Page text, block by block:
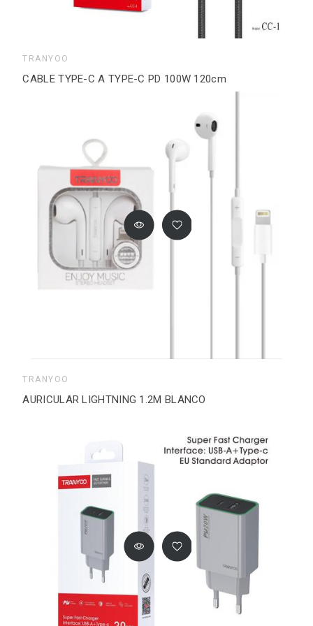
TRANYOO
CABLE TYPE-C A TYPE-C PD 100W 120cm
TRANYOO
AURICULAR LIGHTNING 1.2M BLANCO